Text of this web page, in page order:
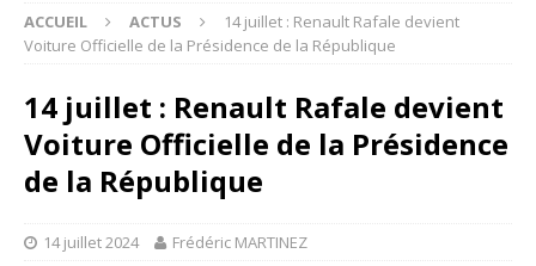
ACCUEIL ACTUS
14 juillet : Renault Rafale devient
Voiture Officielle de la Présidence de la République
14 juillet : Renault Rafale devient
Voiture Officielle de la Présidence
de la République
14 juillet 2024 Frédéric MARTINEZ